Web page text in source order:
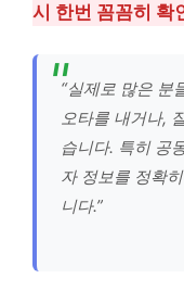
시 한번 꼼꼼히 확
“실제로 많은 분
오타를 내거나,
습니다. 특히 공
자 정보를 정확
니다.”